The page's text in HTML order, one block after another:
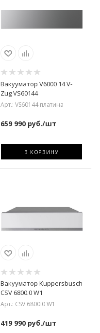
Вакууматор V6000 14 V-
Zug VS60144
Арт.: VS60144 платина
659 990руб./шт
В КОРЗИНУ
Вакууматор Kuppersbusch
CSV 6800.0 W1
Арт.: CSV 6800.0 W1
419 990руб./шт